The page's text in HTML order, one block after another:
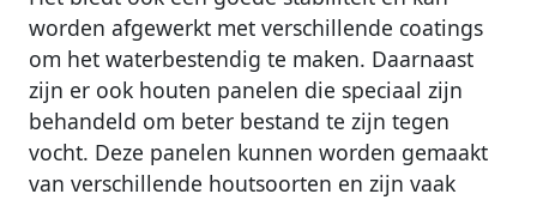
worden afgewerkt met verschillende coatings
om het waterbestendig te maken. Daarnaast
zijn er ook houten panelen die speciaal zijn
behandeld om beter bestand te zijn tegen
vocht. Deze panelen kunnen worden gemaakt
van verschillende houtsoorten en zijn vaak